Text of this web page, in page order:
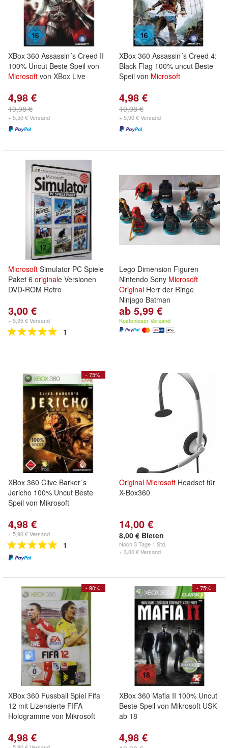
XBox 360 Assassin´s Creed II
100% Uncut Beste Speil von
Microsoft von XBox Live
4,98 €
19,98 €
+ 5,50 € Versand
XBox 360 Assassin´s Creed 4:
Black Flag 100% uncut Beste
Speil von Microsoft
4,98 €
19,98 €
+ 5,90 € Versand
Microsoft Simulator PC Spiele
Paket 6 originale Versionen
DVD-ROM Retro
3,00 €
+ 5,95 € Versand
1
Lego Dimension Figuren
Nintendo Sony Microsoft
Original Herr der Ringe
Ninjago Batman
ab 5,99 €
Kostenloser Versand
- 75%
XBox 360 Clive Barker´s
Jericho 100% Uncut Beste
Speil von Mikrosoft
4,98 €
+ 5,90 € Versand
1
Original Microsoft Headset für
X-Box360
14,00 €
8,00 € Bieten
Noch3 Tage 1 Std.
+ 3,00 € Versand
- 90%
XBox 360 Fussball Spiel Fifa
12 mit Lizensierte FIFA
Hologramme von Mikrosoft
4,98 €
- 75%
XBox 360 Mafia II 100% Uncut
Beste Speil von Mikrosoft USK
ab 18
4,98 €